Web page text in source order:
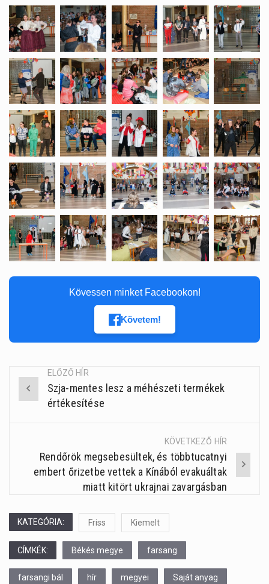
Kövessen minket Facebookon!
Követem!
Post
navigation
ELŐZŐ HÍR
Szja-mentes lesz a méhészeti termékek
értékesítése
KÖVETKEZŐ HÍR
Rendőrök megsebesültek, és többtucatnyi
embert őrizetbe vettek a Kínából evakuáltak
miatt kitört ukrajnai zavargásban
KATEGÓRIA: Friss Kiemelt
CÍMKÉK: Békés megye farsang
farsangi bál hír megyei Saját anyag